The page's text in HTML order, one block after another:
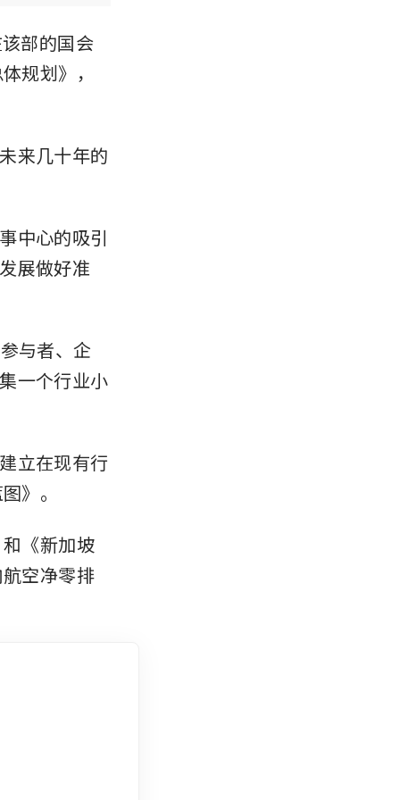
部的国会
规划》，
来几十年的
中心的吸引
展做好准
与者、企
一个行业小
立在现有行
》。
《新加坡
空净零排